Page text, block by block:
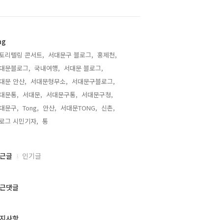
리텔링 콘서트, 서대문구 블로그, 홍제천,
문블로그, 국내여행, 서대문 블로그,
문 안산, 서대문형무소, 서대문구블로그,
문통, 서대문, 서대문구통, 서대문구청,
문구, Tong, 안산, 서대문TONG, 신촌,
그 시민기자, 통,
글 인기글
댓글
사항